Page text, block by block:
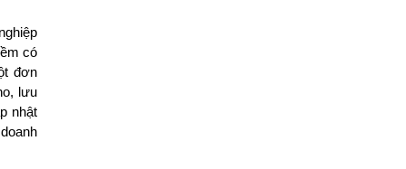
có
đơn
lưu
nhật